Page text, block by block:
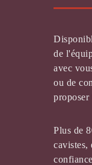
de
avec
ou de
proposer
Plus de
cavistes,